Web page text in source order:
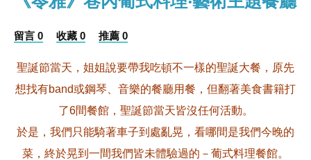
留言 0 收藏 0 推薦 0
聖誕節當天，姐姐說要帶我吃頓不一樣的聖誕大餐，原先
想找有band或鋼琴、音樂的餐廳用餐，但翻著美食書籍打
了6間餐館，聖誕節當天皆沒任何活動。
於是，我們只能騎著車子到處亂晃，看哪間是我們今晚的
菜，終於晃到一間我們皆未體驗過的－葡式料理餐館。